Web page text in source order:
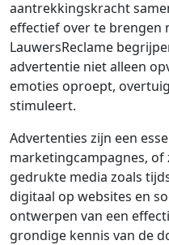
aantrekkingskracht
effectief over te brengen
LauwersReclame
advertentie niet alleen
emoties oproept,
stimuleert.
Advertenties zijn een
marketingcampagnes,
gedrukte media zoals
digitaal op websites en
ontwerpen van een
grondige kennis van de